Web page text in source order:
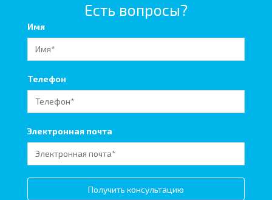
Есть вопросы?
Имя
Телефон
Электронная почта
Получить консультацию